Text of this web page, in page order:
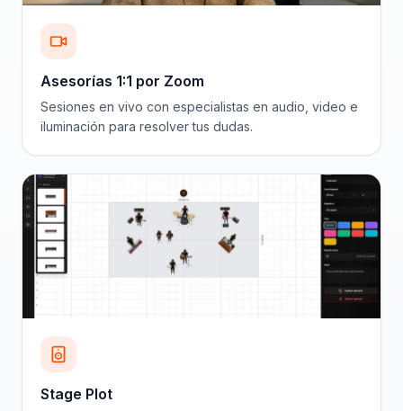
Asesorías 1:1 por Zoom
Sesiones en vivo con especialistas en audio, video e
iluminación para resolver tus dudas.
Stage Plot